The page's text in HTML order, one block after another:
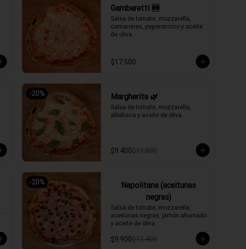
Gamberetti 🆕
Salsa de tomate, mozzarella,
camarones, peperoncino y aceite
de oliva.
$17.500
-20% Margherita 🌿
Salsa de tomate, mozzarella,
albahaca y aceite de oliva.
$9.400$11.800
-20%
Napolitana (aceitunas
negras)
Salsa de tomate, mozzarella,
aceitunas negras, jamón ahumado
y aceite de oliva.
$9.900$12.400